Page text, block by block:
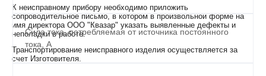
Сила тока, потребляемая от источника постоянного
тока, А
К неисправному прибору необходимо приложить
сопроводительное письмо, в котором в произвольной форме на
имя директора ООО "Квазар" указать выявленные дефекты и
неполадки в работе.
Транспортирование неисправного изделия осуществляется за
счет Изготовителя.